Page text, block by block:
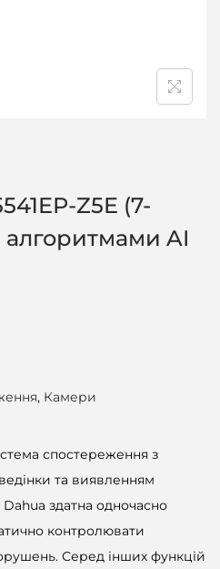
Z5E (7-
AI
, Камери
спостереження з
та виявленням
здатна одночасно
контролювати
Серед інших функцій